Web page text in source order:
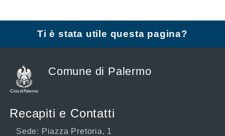
Ti è stata utile questa pagina?
Comune di Palermo
Recapiti e Contatti
Sede: Piazza Pretoria, 1